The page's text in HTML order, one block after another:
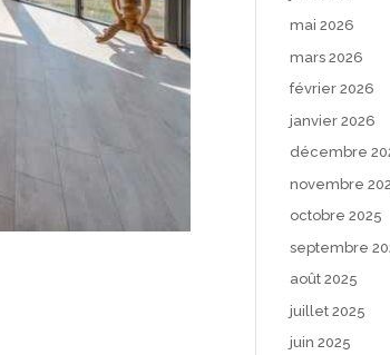
mai 2026
mars 2026
février 2026
janvier 2026
décembre
novembre
octobre 2025
septembre
août 2025
juillet 2025
juin 2025